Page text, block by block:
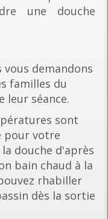
une douche
vous demandons
familles du
leur séance.
sont
pour votre
douche d'après
bain chaud à la
rhabiller
dès la sortie